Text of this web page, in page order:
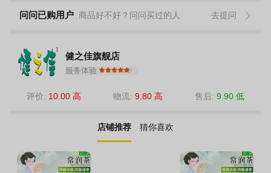
问问已购用户 商品好不好？问问买过的人 去提问
健之佳旗舰店
服务体验
评价: 10.00 高 物流: 9.80 高 售后:9.90 低
店铺推荐 猜你喜欢